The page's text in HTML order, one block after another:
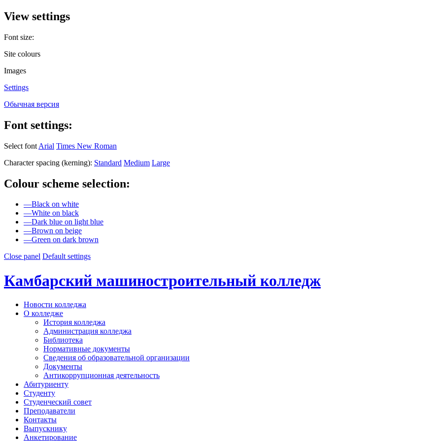
View settings
Font size:
Site colours
Images
Settings
Обычная версия
Font settings:
Select font Arial Times New Roman
Character spacing (kerning): Standard Medium Large
Colour scheme selection:
—Black on white
—White on black
—Dark blue on light blue
—Brown on beige
—Green on dark brown
Close panel Default settings
Камбарский машиностроительный колледж
Новости колледжа
О колледже
История колледжа
Администрация колледжа
Библиотека
Нормативные документы
Сведения об образовательной организации
Документы
Антикоррупционная деятельность
Абитуриенту
Студенту
Студенческий совет
Преподаватели
Контакты
Выпускнику
Анкетирование